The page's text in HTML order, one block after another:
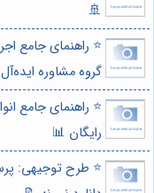
🚢
⭐️ راهنمای جامع
گروه مشاوره
⭐️ راهنمای جامع
رایگان 📊
⭐️ طرح توجیهی: